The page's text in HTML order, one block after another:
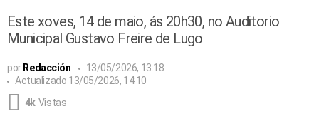
Este xoves, 14 de maio, ás 20h30, no Auditorio
Municipal Gustavo Freire de Lugo
por Redacción
13/05/2026, 13:18
Actualizado 13/05/2026, 14:10
4k Vistas